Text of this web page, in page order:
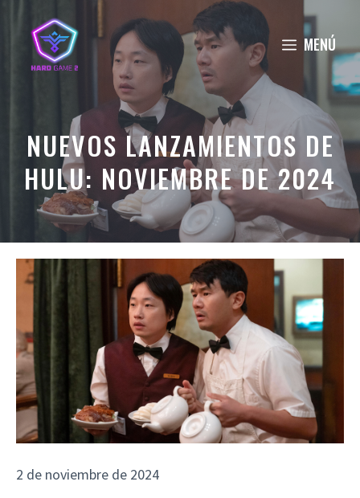
contenido
MENÚ
NUEVOS LANZAMIENTOS DE
HULU: NOVIEMBRE DE 2024
2 de noviembre de 2024